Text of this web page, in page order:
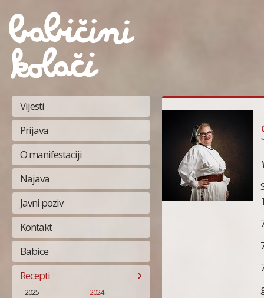
Vijesti
Prijava
O manifestaciji
Najava
Javni poziv
Kontakt
Babice
Recepti
2025
2024